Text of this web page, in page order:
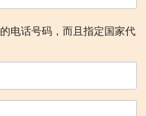
电话号码，而且指定国家代